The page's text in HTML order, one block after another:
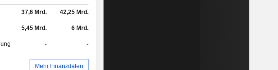
37,6 Mrd. 42,25 Mrd.
5,45 Mrd. 6 Mrd.
- -
Mehr Finanzdaten